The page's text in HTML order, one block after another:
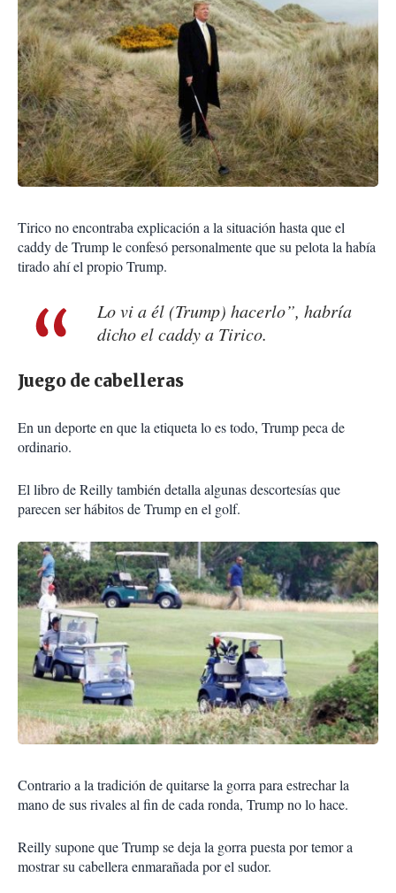
Tirico no encontraba explicación a la situación hasta que el
caddy de Trump le confesó personalmente que su pelota la había
tirado ahí el propio Trump.
Lo vi a él (Trump) hacerlo”, habría
dicho el caddy a Tirico.
Juego de cabelleras
En un deporte en que la etiqueta lo es todo, Trump peca de
ordinario.
El libro de Reilly también detalla algunas descortesías que
parecen ser hábitos de Trump en el golf.
Contrario a la tradición de quitarse la gorra para estrechar la
mano de sus rivales al fin de cada ronda, Trump no lo hace.
Reilly supone que Trump se deja la gorra puesta por temor a
mostrar su cabellera enmarañada por el sudor.